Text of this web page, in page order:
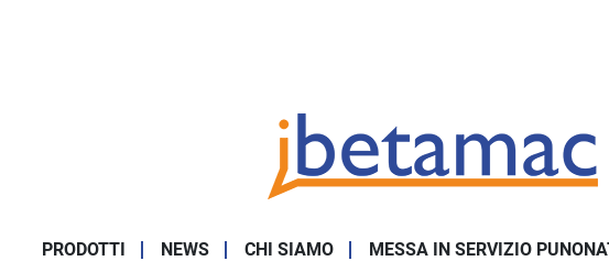
È una
👉 lavorare ogni
PRODOTTI NEWS CHI SIAMO
MESSA IN SERVIZIO